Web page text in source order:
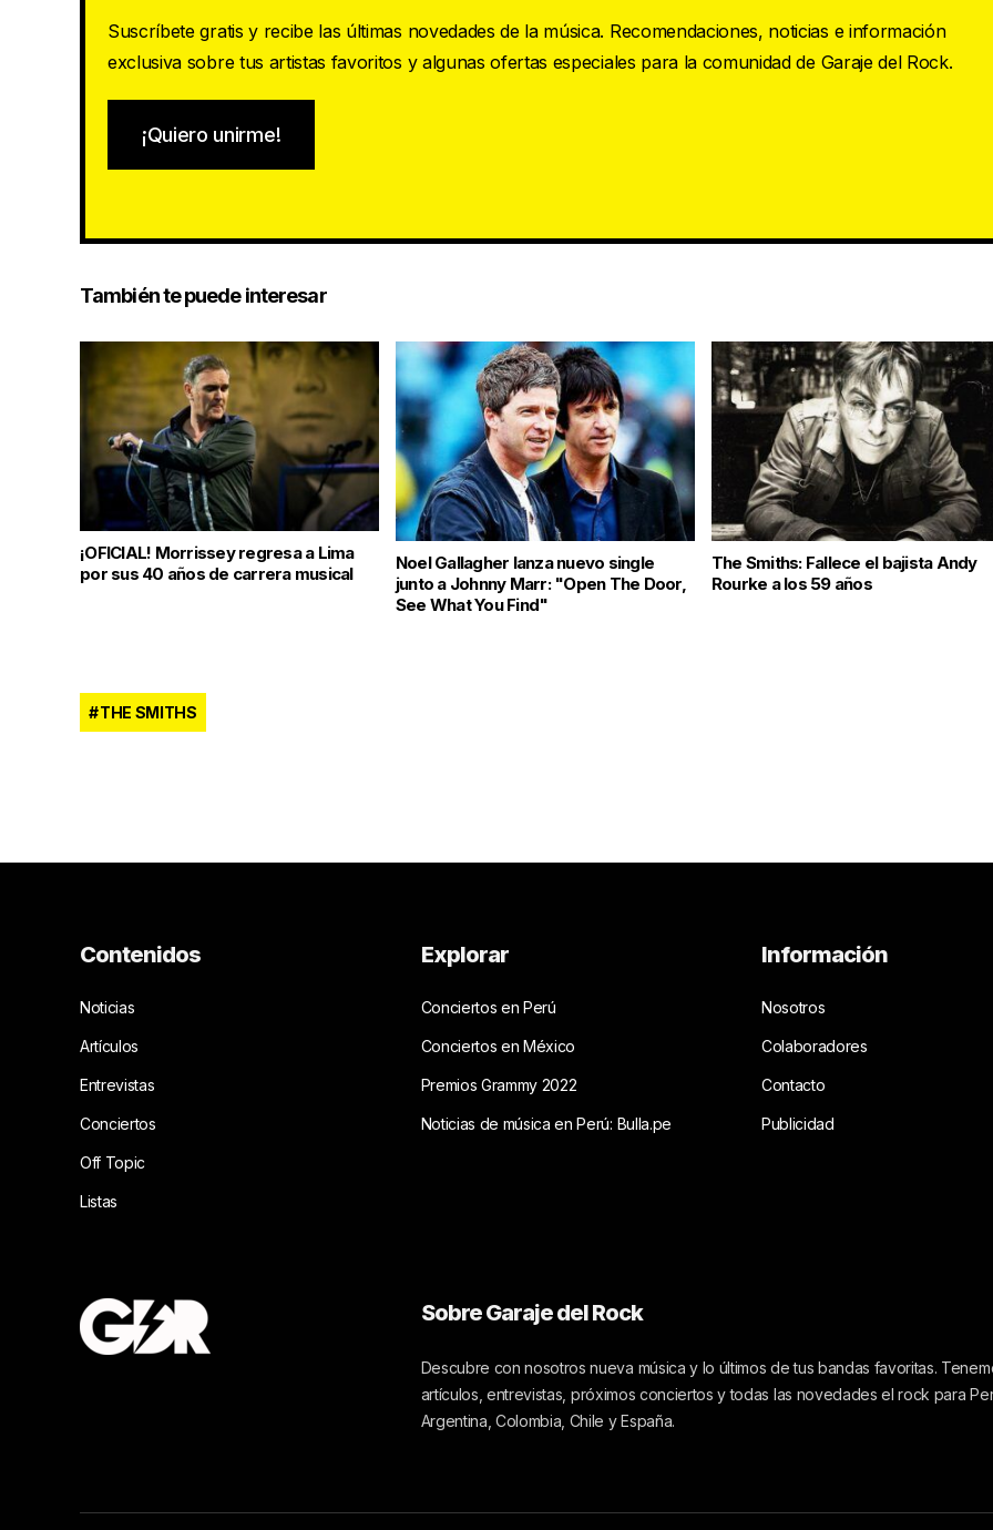
Suscríbete gratis y recibe las últimas novedades de la música. Recomendaciones, noticias e información
exclusiva sobre tus artistas favoritos y algunas ofertas especiales para la comunidad de Garaje del Rock.
¡Quiero unirme!
También te puede interesar
¡OFICIAL! Morrissey regresa a Lima
por sus 40 años de carrera musical
Noel Gallagher lanza nuevo single
junto a Johnny Marr: "Open The Door,
See What You Find"
The Smiths: Fallece el bajista Andy
Rourke a los 59 años
THE SMITHS
Contenidos
Noticias
Artículos
Entrevistas
Conciertos
Off Topic
Listas
Explorar
Conciertos en Perú
Conciertos en México
Premios Grammy 2022
Noticias de música en Perú: Bulla.pe
Información
Nosotros
Colaboradores
Contacto
Publicidad
Sobre Garaje del Rock
Descubre con nosotros nueva música y lo últimos de tus bandas favoritas.
artículos, entrevistas, próximos conciertos y todas las novedades el rock para
Argentina, Colombia, Chile y España.